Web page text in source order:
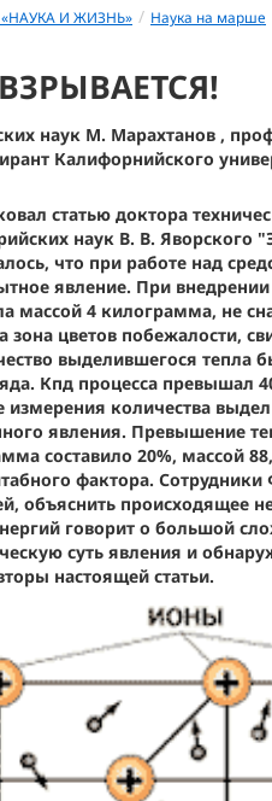
«НАУКА И ЖИЗНЬ» / Наука на марше
наук М. Марахтанов ,
Калифорнийского
статью доктора
наук В. В. Яворского
что при работе над
явление. При
массой 4 килограмма, не
зона цветов побежалости,
выделившегося тепла
Кпд процесса превышал
количества
явления. Превышение
составило 20%, массой
фактора.
объяснить происходящее
говорит о большой
суть явления и
настоящей статьи.